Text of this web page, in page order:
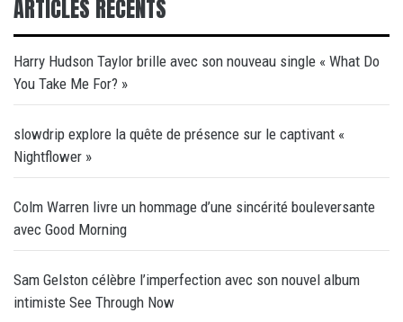
ARTICLES RÉCENTS
Harry Hudson Taylor brille avec son nouveau single « What Do
You Take Me For? »
slowdrip explore la quête de présence sur le captivant «
Nightflower »
Colm Warren livre un hommage d’une sincérité bouleversante
avec Good Morning
Sam Gelston célèbre l’imperfection avec son nouvel album
intimiste See Through Now